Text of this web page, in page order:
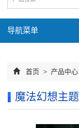
导航菜单
首页 > 产品中心
魔法幻想主题